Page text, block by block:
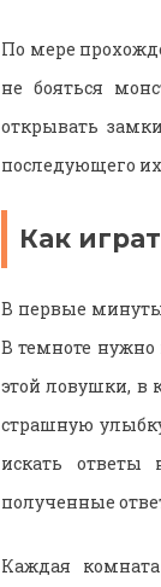
По мере
не бояться
открывать
последующего
Как
В первые минуты
В темноте нужно
этой ловушки, в
страшную
искать ответы
полученные
Каждая